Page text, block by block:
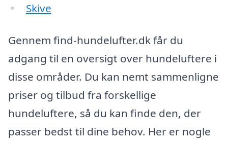
Skive
Gennem find-hundelufter.dk får du
adgang til en oversigt over hundeluftere i
disse områder. Du kan nemt sammenligne
priser og tilbud fra forskellige
hundeluftere, så du kan finde den, der
passer bedst til dine behov. Her er nogle